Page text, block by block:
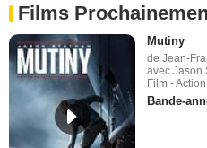
Films
Mutiny
de Jean-
avec Jason
Film - Action
Bande-